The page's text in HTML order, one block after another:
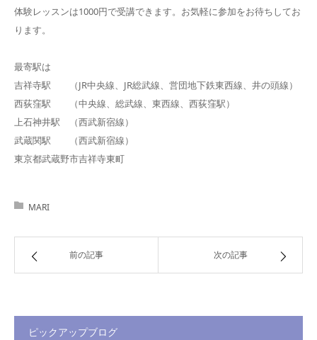
体験レッスンは1000円で受講できます。お気軽に参加をお待ちしてお
ります。
最寄駅は
吉祥寺駅 （JR中央線、JR総武線、営団地下鉄東西線、井の頭線）
西荻窪駅 （中央線、総武線、東西線、西荻窪駅）
上石神井駅 （西武新宿線）
武蔵関駅 （西武新宿線）
東京都武蔵野市吉祥寺東町
MARI
前の記事 次の記事
ピックアップブログ